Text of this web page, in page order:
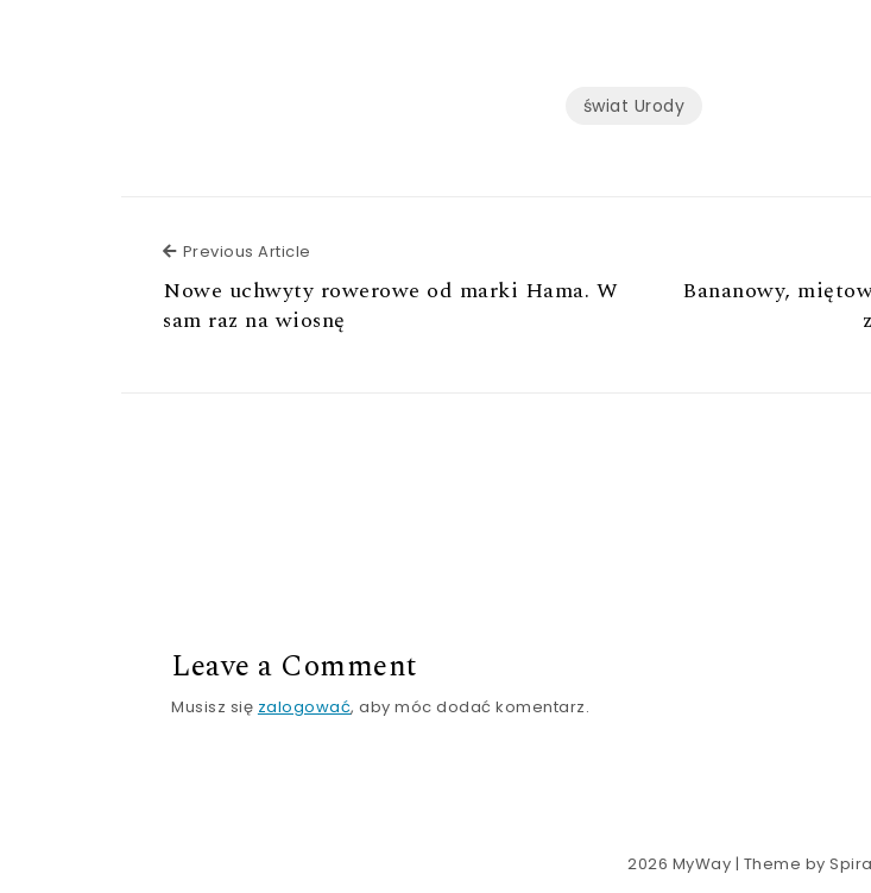
świat Urody
Previous Article
Nowe uchwyty rowerowe od marki Hama. W
sam raz na wiosnę
Bananowy,
Leave a Comment
Musisz się zalogować, aby móc dodać komentarz.
2026 MyWay | Theme by